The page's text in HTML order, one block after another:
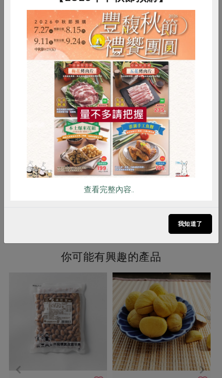
200公克
內容物
豬絞肉*、水、紅蔥頭、醬油、豬油
*、冰糖、香菇、蝦米*
保存條件 冷凍未開封可保存1年
使用合作社指定原料(以＊表示)製作
而成，不添加防腐劑及味精
調理方式
解凍後倒出加熱即可食用，炒菜、拌
麵均可使用
本品含有蝦、大豆及其製品，對其過
敏者請勿食用
非供即食，應充分加熱
你可能有興趣的產品
RPET 食譜 減硝酸鹽
雞蛋 食安 共同購買
查看完整內容..
我知道了